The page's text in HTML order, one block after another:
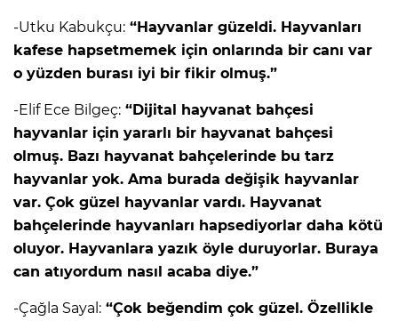
-Utku Kabukçu: “Hayvanlar güzeldi. Hayvanları
kafese hapsetmemek için onlarında bir canı var
o yüzden burası iyi bir fikir olmuş.”
-Elif Ece Bilgeç: “Dijital hayvanat bahçesi
hayvanlar için yararlı bir hayvanat bahçesi
olmuş. Bazı hayvanat bahçelerinde bu tarz
hayvanlar yok. Ama burada değişik hayvanlar
var. Çok güzel hayvanlar vardı. Hayvanat
bahçelerinde hayvanları hapsediyorlar daha kötü
oluyor. Hayvanlara yazık öyle duruyorlar. Buraya
can atıyordum nasıl acaba diye.”
-Çağla Sayal: “Çok beğendim çok güzel. Özellikle